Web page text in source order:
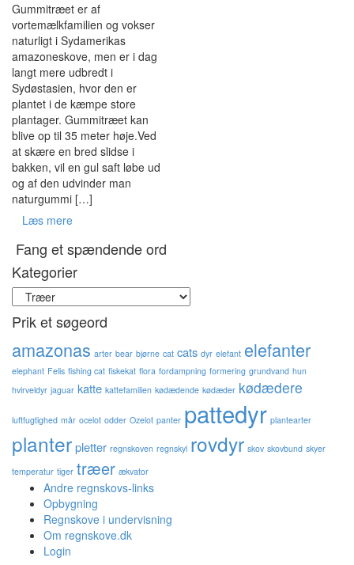
Gummitræet er af
vortemælkfamilien og vokser
naturligt i Sydamerikas
amazoneskove, men er i dag
langt mere udbredt i
Sydøstasien, hvor den er
plantet i de kæmpe store
plantager. Gummitræet kan
blive op til 35 meter høje.Ved
at skære en bred slidse i
bakken, vil en gul saft løbe ud
og af den udvinder man
naturgummi […]
Læs mere
Fang et spændende ord
Kategorier
Kategorier
Prik et søgeord
amazonas arter bear bjørne cat cats dyr elefant elefanter
elephant Felis fishing cat fiskekat flora fordampning formering grundvand hun
hvirveldyr jaguar katte kattefamilien kødædende kødæder kødædere
luftfugtighed mår ocelot odder Ozelot panter pattedyr plantearter
planterpletter regnskoven regnskyl rovdyr skov skovbund skyer
temperatur tiger træer ækvator
Andre regnskovs-links
Opbygning
Regnskove i undervisning
Om regnskove.dk
Login